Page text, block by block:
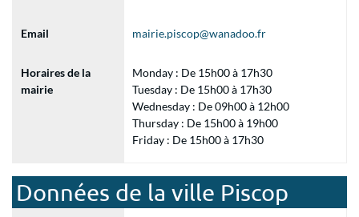
Email mairie.piscop@wanadoo.fr
Horaires de la
mairie
Monday : De 15h00 à 17h30
Tuesday : De 15h00 à 17h30
Wednesday : De 09h00 à 12h00
Thursday : De 15h00 à 19h00
Friday : De 15h00 à 17h30
Données de la ville Piscop